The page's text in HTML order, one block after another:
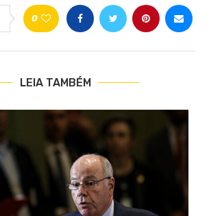
0
LEIA TAMBÉM